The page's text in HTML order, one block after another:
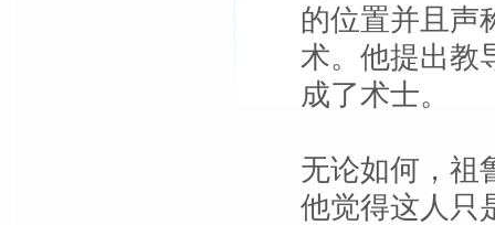
的位置并且声
术。他提出教
成了术士。
无论如何，祖
他觉得这人只